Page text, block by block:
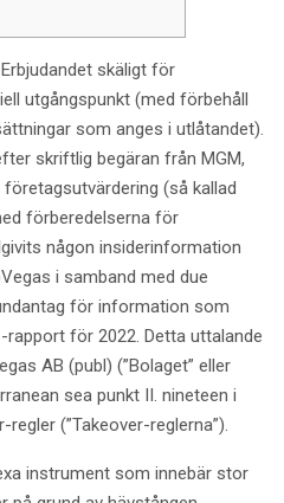
skäligt för
utgångspunkt (med förbehåll
som anges i utlåtandet).
skriftlig begäran från MGM,
(så kallad
förberedelserna för
någon insiderinformation
i samband med due
för information som
för 2022. Detta uttalande
AB (publ) (”Bolaget” eller
sea punkt II. nineteen i
(”Takeover-reglerna”).
instrument som innebär stor